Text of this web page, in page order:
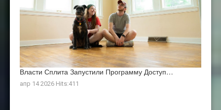
Власти Сплита Запустили Программу Доступ…
апр 14 2026 Hits:411